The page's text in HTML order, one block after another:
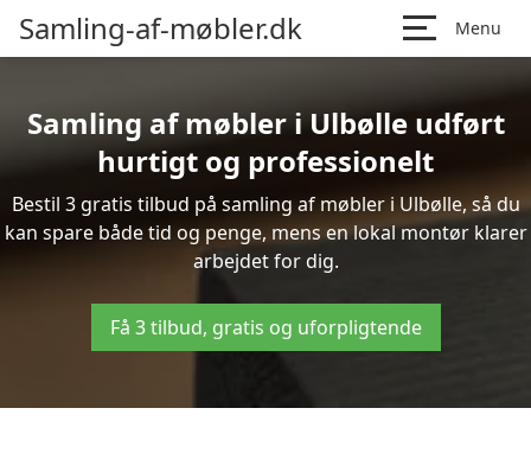
Samling-af-møbler.dk Menu
Samling af møbler i Ulbølle udført
hurtigt og professionelt
Bestil 3 gratis tilbud på samling af møbler i Ulbølle, så du
kan spare både tid og penge, mens en lokal montør klarer
arbejdet for dig.
Få 3 tilbud, gratis og uforpligtende